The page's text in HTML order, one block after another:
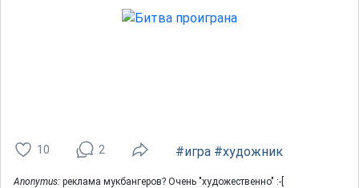
10 2 #игра #художник
Anonymus: реклама мукбангеров? Очень "художественно" :-[